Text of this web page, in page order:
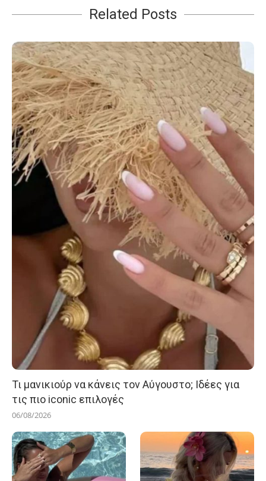
Related Posts
Τι μανικιούρ να κάνεις τον Αύγουστο; Ιδέες για
τις πιο iconic επιλογές
06/08/2026